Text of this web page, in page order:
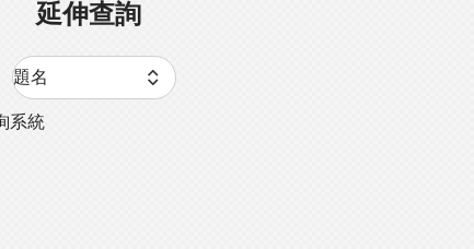
延伸查詢
系統